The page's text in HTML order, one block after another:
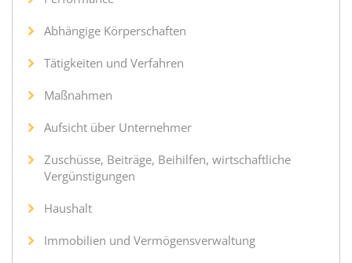
Abhängige Körperschaften
Tätigkeiten und Verfahren
Maßnahmen
Aufsicht über Unternehmer
Zuschüsse, Beiträge, Beihilfen, wirtschaftliche
Vergünstigungen
Haushalt
Immobilien und Vermögensverwaltung